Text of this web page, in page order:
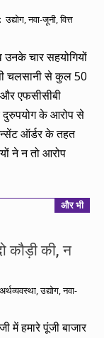
उद्योग,नवा-जूनी,वित्त
उनके चार सहयोगियों
चलसानी से कुल 50
एफसीसीबी
दुरुपयोग के आरोप से
ऑर्डर के तहत
ने न तो आरोप
और भी
कौड़ी की, न
अर्थव्यवस्था,उद्योग,नवा-
में हमारे पूंजी बाजार